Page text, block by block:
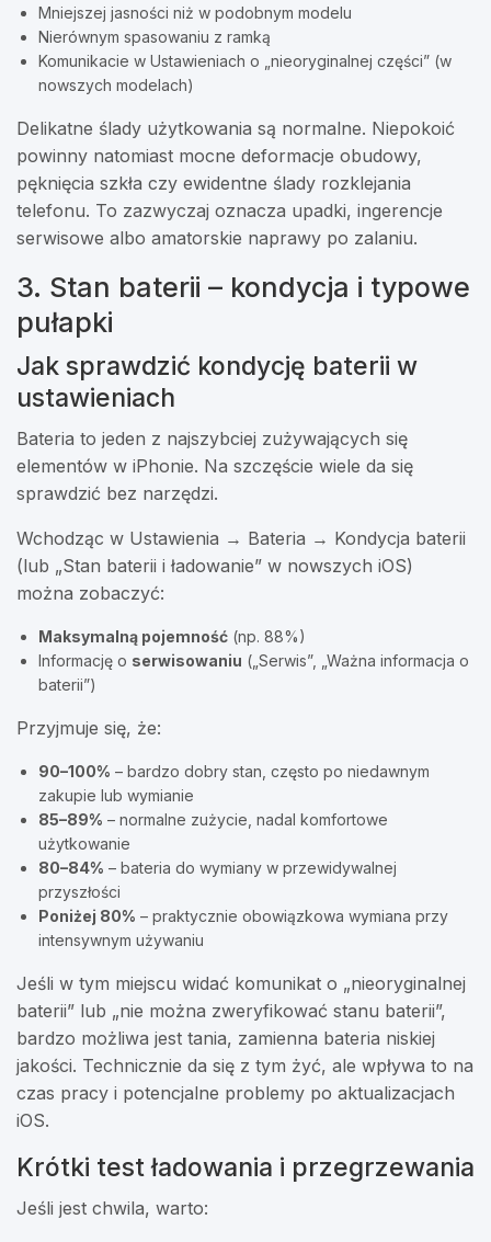
Mniejszej jasności niż w podobnym modelu
Nierównym spasowaniu z ramką
Komunikacie w Ustawieniach o „nieoryginalnej części” (w
nowszych modelach)
Delikatne ślady użytkowania są normalne. Niepokoić
powinny natomiast mocne deformacje obudowy,
pęknięcia szkła czy ewidentne ślady rozklejania
telefonu. To zazwyczaj oznacza upadki, ingerencje
serwisowe albo amatorskie naprawy po zalaniu.
3. Stan baterii – kondycja i typowe
pułapki
Jak sprawdzić kondycję baterii w
ustawieniach
Bateria to jeden z najszybciej zużywających się
elementów w iPhonie. Na szczęście wiele da się
sprawdzić bez narzędzi.
Wchodząc w Ustawienia → Bateria → Kondycja baterii
(lub „Stan baterii i ładowanie” w nowszych iOS)
można zobaczyć:
Maksymalną pojemność (np. 88%)
Informację o serwisowaniu („Serwis”, „Ważna informacja o
baterii”)
Przyjmuje się, że:
90–100% – bardzo dobry stan, często po niedawnym
zakupie lub wymianie
85–89% – normalne zużycie, nadal komfortowe
użytkowanie
80–84% – bateria do wymiany w przewidywalnej
przyszłości
Poniżej 80% – praktycznie obowiązkowa wymiana przy
intensywnym używaniu
Jeśli w tym miejscu widać komunikat o „nieoryginalnej
baterii” lub „nie można zweryfikować stanu baterii”,
bardzo możliwa jest tania, zamienna bateria niskiej
jakości. Technicznie da się z tym żyć, ale wpływa to na
czas pracy i potencjalne problemy po aktualizacjach
iOS.
Krótki test ładowania i przegrzewania
Jeśli jest chwila, warto: